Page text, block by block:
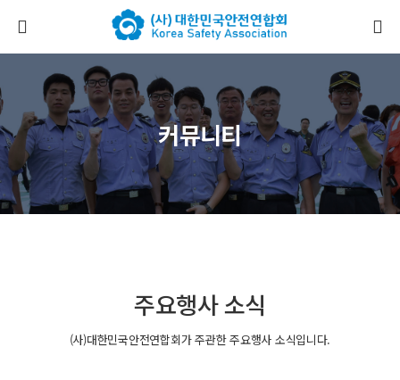
커뮤니티
주요행사 소식
(사)대한민국안전연합회가 주관한 주요행사 소식입니다.